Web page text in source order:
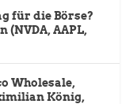
für die Börse?
(NVDA, AAPL,
Wholesale,
König,